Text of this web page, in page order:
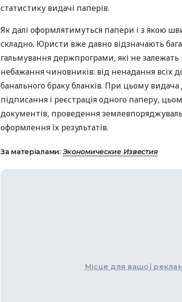
статистику видачі паперів.
Як далі оформлятимуться папери і з якою
складно. Юристи вже давно відзначають
гальмування держпрограми, які не залежать
небажання чиновників: від ненадання всіх
банального браку бланків. При цьому
підписання і реєстрація одного паперу,
документів, проведення
оформлення їх результатів.
За матеріалами: Экономические Известия
Місце для вашої